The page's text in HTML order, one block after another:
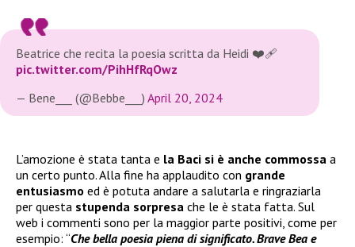
Beatrice che recita la poesia scritta da Heidi ❤️‍🩹
pic.twitter.com/PihHfRqOwz
— Bene___ (@Bebbe___) April 20, 2024
L’amozione è stata tanta e la Baci si è anche commossa a
un certo punto. Alla fine ha applaudito con grande
entusiasmo ed è potuta andare a salutarla e ringraziarla
per questa stupenda sorpresa che le è stata fatta. Sul
web i commenti sono per la maggior parte positivi, come per
esempio: “Che bella poesia piena di significato. Brave Bea e